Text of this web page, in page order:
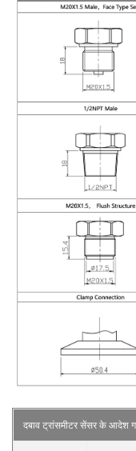
दबाव ट्रांसमीटर सेंसर के आदेश